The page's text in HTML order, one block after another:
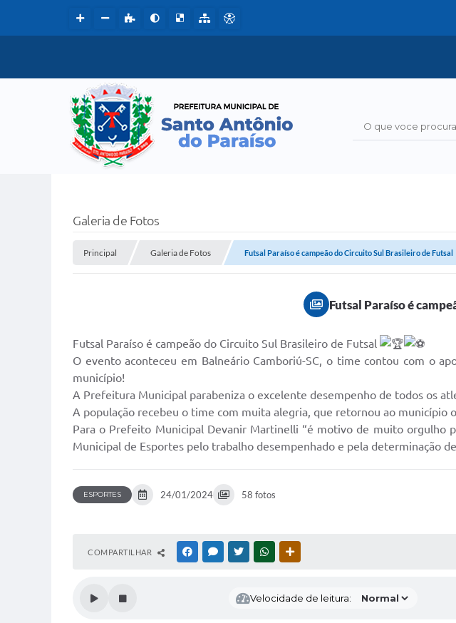
O que voce
Galeria de Fotos
Principal Galeria de Fotos Futsal Paraíso é campeão do Circuito Sul Brasileiro de Futsal
Futsal Paraíso é
Futsal Paraíso é campeão do Circuito Sul Brasileiro de Futsal
O evento aconteceu em Balneário Camboriú-SC, o time contou com o
município!
A Prefeitura Municipal parabeniza o excelente desempenho de todos os
A população recebeu o time com muita alegria, que retornou ao município
Para o Prefeito Municipal Devanir Martinelli “é motivo de muito orgulho
Municipal de Esportes pelo trabalho desempenhado e pela determinação
ESPORTES 24/01/2024 58 fotos
COMPARTILHAR FACEBOOKMESSENGER
TWITTERWHATSAPP
Velocidade de leitura: